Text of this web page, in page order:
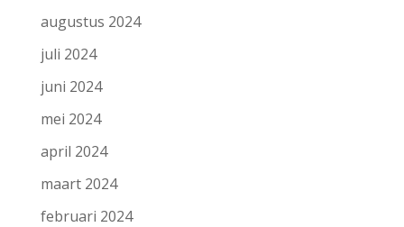
augustus 2024
juli 2024
juni 2024
mei 2024
april 2024
maart 2024
februari 2024